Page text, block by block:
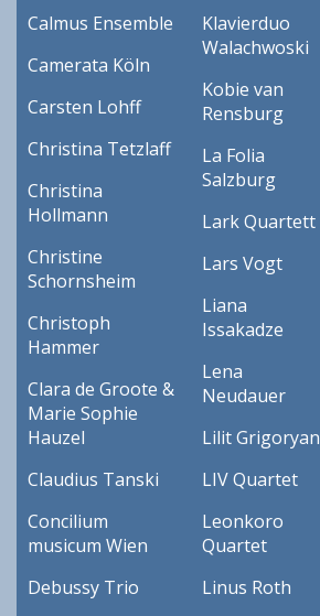
Calmus Ensemble
Camerata Köln
Carsten Lohff
Christina Tetzlaff
Christina
Hollmann
Christine
Schornsheim
Christoph
Hammer
Clara de Groote &
Marie Sophie
Hauzel
Claudius Tanski
Concilium
musicum Wien
Debussy Trio
Klavierduo
Walachwoski
Kobie van
Rensburg
La Folia
Salzburg
Lark Quartett
Lars Vogt
Liana
Issakadze
Lena
Neudauer
Lilit Grigoryan
LIV Quartet
Leonkoro
Quartet
Linus Roth